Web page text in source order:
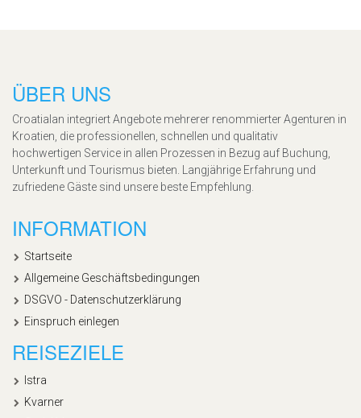
ÜBER UNS
Croatialan integriert Angebote mehrerer renommierter Agenturen in
Kroatien, die professionellen, schnellen und qualitativ
hochwertigen Service in allen Prozessen in Bezug auf Buchung,
Unterkunft und Tourismus bieten. Langjährige Erfahrung und
zufriedene Gäste sind unsere beste Empfehlung.
INFORMATION
Startseite
Allgemeine Geschäftsbedingungen
DSGVO - Datenschutzerklärung
Einspruch einlegen
REISEZIELE
Istra
Kvarner